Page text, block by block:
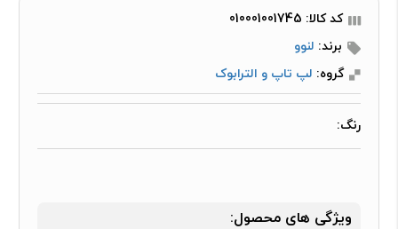
کد کالا: 010001001745
برند: لنوو
گروه: لپ تاپ و الترابوک
رنگ:
ویژگی های محصول: